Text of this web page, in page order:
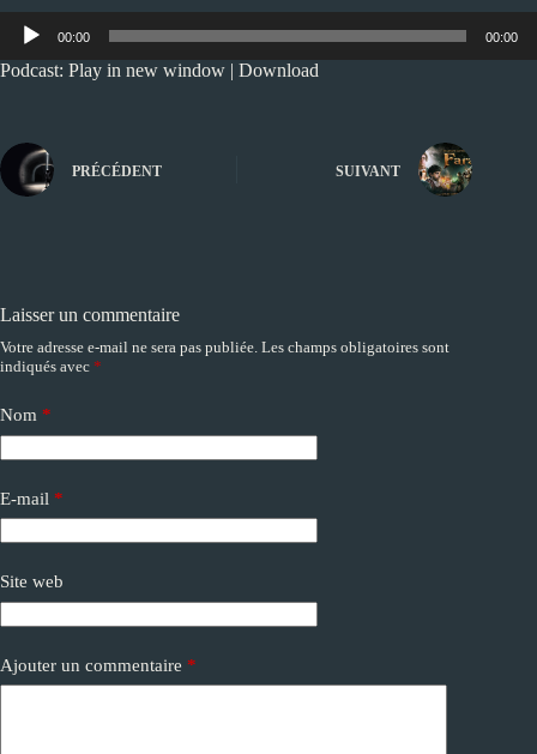
Lecteur
audio
00:00 00:00
Podcast: Play in new window | Download
PRÉCÉDENT SUIVANT
Laisser un commentaire
Votre adresse e-mail ne sera pas publiée. Les champs obligatoires sont
indiqués avec *
Nom *
E-mail *
Site web
Ajouter un commentaire *
A
l
e
r
n
t
i
v
: